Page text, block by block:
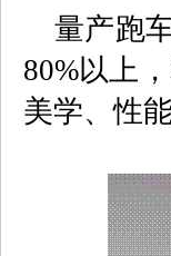
量产跑
80%以上
美学、性